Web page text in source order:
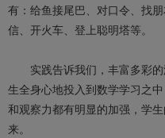
有：给鱼接尾巴、对口令、找
信、开火车、登上聪明塔等。
实践告诉我们，丰富多彩的
生全身心地投入到数学学习之
和观察力都有明显的加强，学
来。